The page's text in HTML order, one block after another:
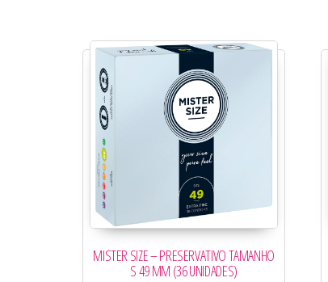
MISTER SIZE – PRESERVATIVO TAMANHO
S 49 MM (36 UNIDADES)